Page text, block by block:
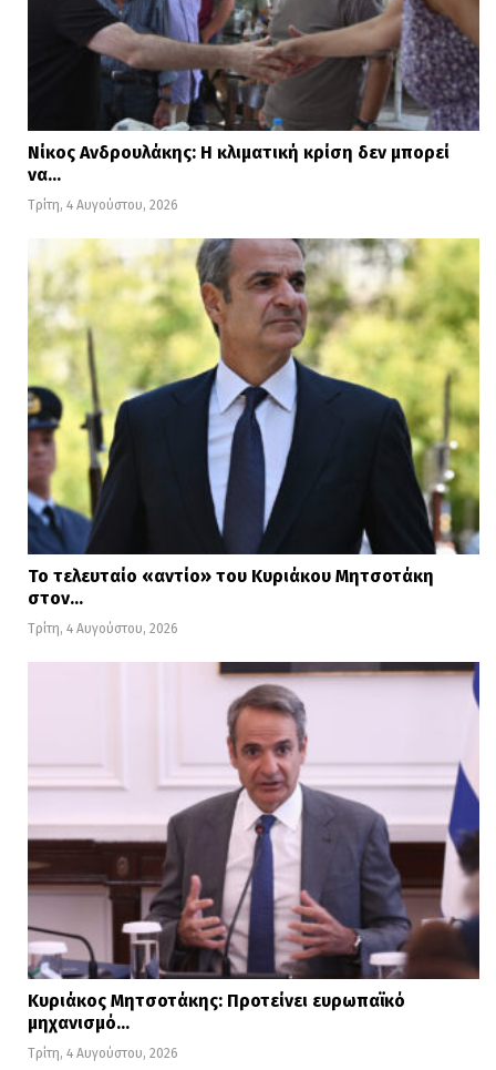
Νίκος Ανδρουλάκης: Η κλιματική κρίση δεν μπορεί
να…
Τρίτη, 4 Αυγούστου, 2026
Το τελευταίο «αντίο» του Κυριάκου Μητσοτάκη
στον…
Τρίτη, 4 Αυγούστου, 2026
Κυριάκος Μητσοτάκης: Προτείνει ευρωπαϊκό
μηχανισμό…
Τρίτη, 4 Αυγούστου, 2026